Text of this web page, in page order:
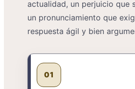
actualidad, un perjuicio que
un pronunciamiento que
respuesta ágil y bien
01